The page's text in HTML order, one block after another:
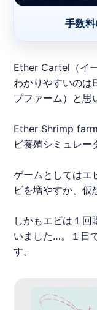
手数
Ether Cartel（イ
わかりやすいの
プファーム ）と思
Ether Shrimp
ビ養殖シミュレー
ゲームとしてはエ
ビを増やすか、仮
しかもエビは１回
いました…。１日
す。